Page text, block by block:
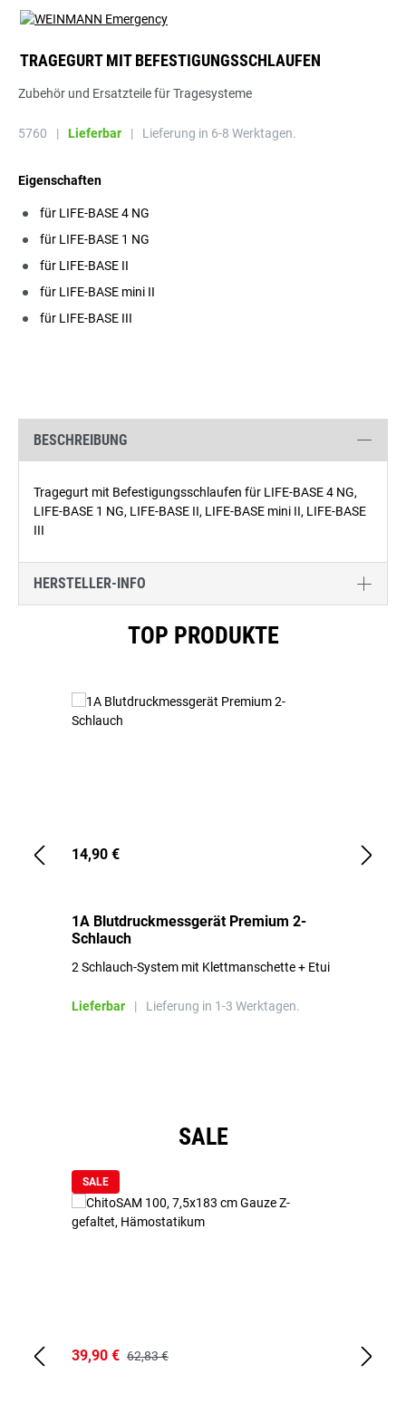
TRAGEGURT MIT BEFESTIGUNGSSCHLAUFEN
Zubehör und Ersatzteile für Tragesysteme
5760 | Lieferbar | Lieferung in 6-8 Werktagen.
Eigenschaften
für LIFE-BASE 4 NG
für LIFE-BASE 1 NG
für LIFE-BASE II
für LIFE-BASE mini II
für LIFE-BASE III
BESCHREIBUNG
Tragegurt mit Befestigungsschlaufen für LIFE-BASE 4 NG,
LIFE-BASE 1 NG, LIFE-BASE II, LIFE-BASE mini II, LIFE-BASE
III
HERSTELLER-INFO
TOP PRODUKTE
14,90 €
1A Blutdruckmessgerät Premium 2-
Schlauch
2 Schlauch-System mit Klettmanschette + Etui
Lieferbar | Lieferung in 1-3 Werktagen.
SALE
SALE
39,90 € 62,83 €